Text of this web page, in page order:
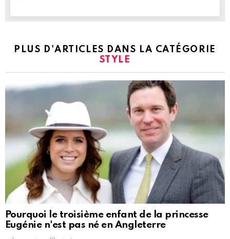
PLUS D'ARTICLES DANS LA CATÉGORIE
STYLE
Pourquoi le troisième enfant de la princesse
Eugénie n'est pas né en Angleterre